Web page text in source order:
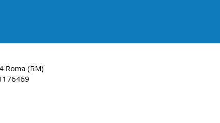
Roma (RM)